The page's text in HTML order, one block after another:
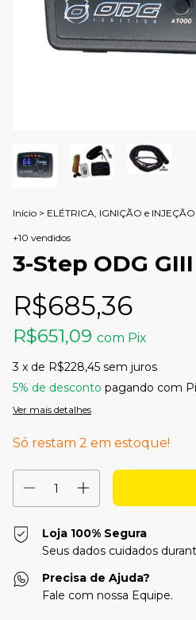
Início > ELÉTRICA, IGNIÇÃO e INJEÇÃO
+10 vendidos
3-Step ODG GIII
R$685,36
R$651,09 com Pix
3 x de R$228,45 sem juros
5% de desconto pagando com
Ver mais detalhes
Só restam 2 em estoque!
Loja 100% Segura
Seus dados cuidados
Precisa de Ajuda?
Fale com nossa Equipe.